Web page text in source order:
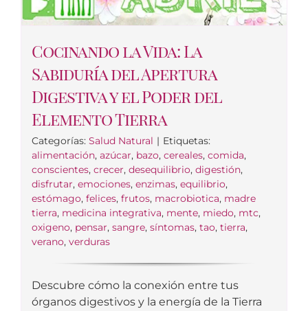
Cocinando la Vida: La
Sabiduría del Apertura
Digestiva y el Poder del
Elemento Tierra
Categorías: Salud Natural | Etiquetas:
alimentación, azúcar, bazo, cereales, comida,
conscientes, crecer, desequilibrio, digestión,
disfrutar, emociones, enzimas, equilibrio,
estómago, felices, frutos, macrobiotica, madre
tierra, medicina integrativa, mente, miedo, mtc,
oxigeno, pensar, sangre, síntomas, tao, tierra,
verano, verduras
Descubre cómo la conexión entre tus
órganos digestivos y la energía de la Tierra